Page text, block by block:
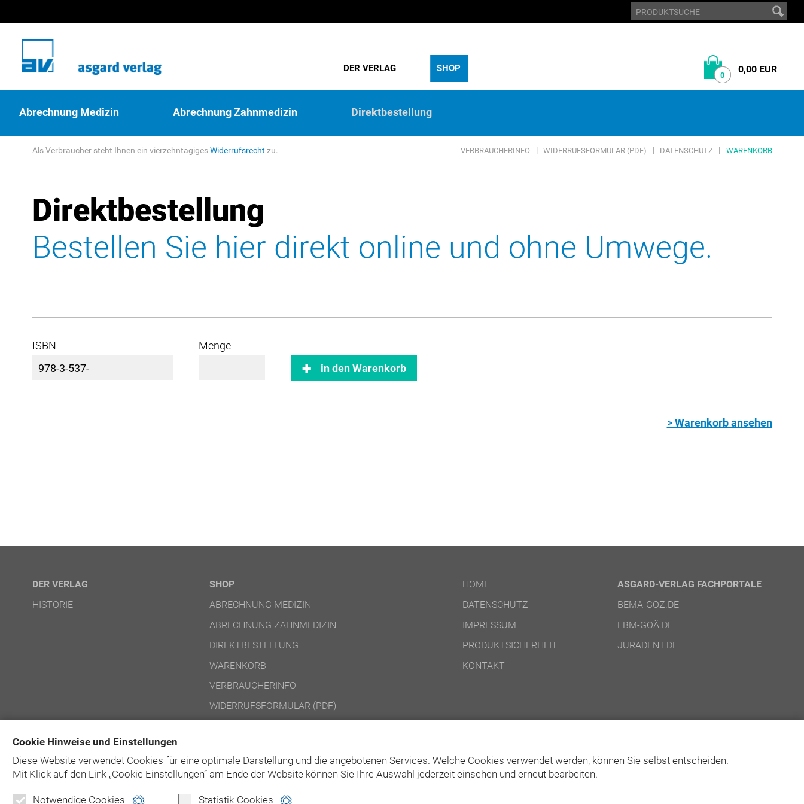
Cookie Hinweise und Einstellungen
Diese Website verwendet Cookies für eine optimale Darstellung und die angebotenen Services. Welche Cookies verwendet werden, können Sie selbst entscheiden.
Mit Klick auf den Link „Cookie Einstellungen“ am Ende der Website können Sie Ihre Auswahl jederzeit einsehen und erneut bearbeiten.
Notwendige Cookies Statistik-Cookies
DER VERLAG SHOP
0 0,00 EUR
Abrechnung Medizin Abrechnung Zahnmedizin Direktbestellung
Als Verbraucher steht Ihnen ein vierzehntägigesWiderrufsrecht zu. VERBRAUCHERINFO | WIDERRUFSFORMULAR (PDF) | DATENSCHUTZ | WARENKORB
Direktbestellung
Bestellen Sie hier direkt online und ohne Umwege.
ISBN
Menge
in den Warenkorb
> Warenkorb ansehen
DER VERLAG
HISTORIE
SHOP
ABRECHNUNG MEDIZIN
ABRECHNUNG ZAHNMEDIZIN
DIREKTBESTELLUNG
WARENKORB
VERBRAUCHERINFO
WIDERRUFSFORMULAR (PDF)
HOME
DATENSCHUTZ
IMPRESSUM
PRODUKTSICHERHEIT
KONTAKT
ASGARD-VERLAG FACHPORTALE
BEMA-GOZ.DE
EBM-GOÄ.DE
JURADENT.DE